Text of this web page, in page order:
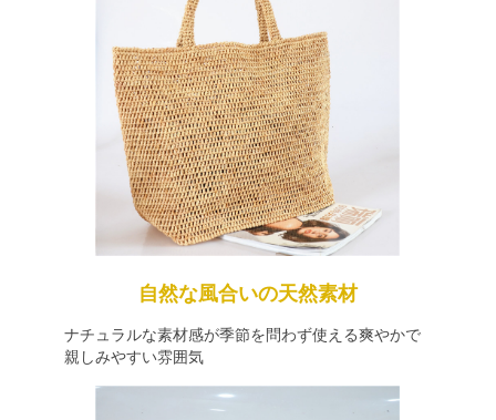
自然な風合いの天然素材
ナチュラルな素材感が季節を問わず使える爽やかで
親しみやすい雰囲気